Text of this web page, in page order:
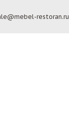
restoran.ru